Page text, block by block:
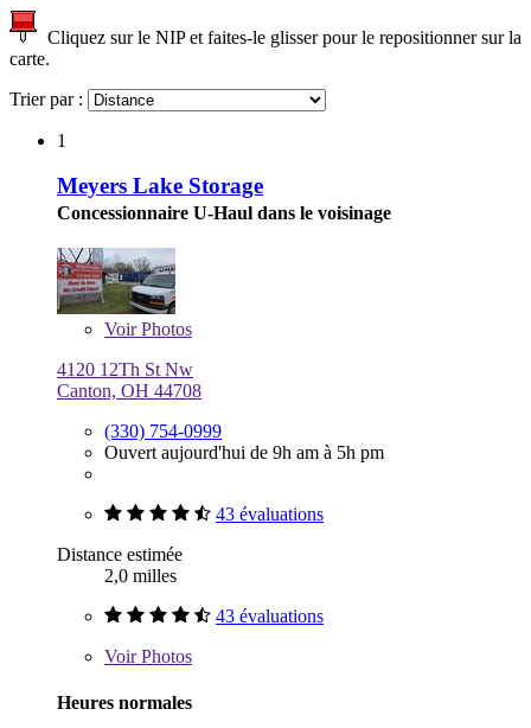
Cliquez sur le NIP et faites-le glisser pour le repositionner sur la
carte.
Trier par :
1
Meyers Lake Storage
Concessionnaire U-Haul dans le voisinage
VoirPhotos
4120 12Th St Nw
Canton, OH 44708
(330) 754-0999
Ouvert aujourd'hui de 9h am à 5h pm
43 évaluations
Distance estimée
2,0 milles
43 évaluations
VoirPhotos
Heures normales